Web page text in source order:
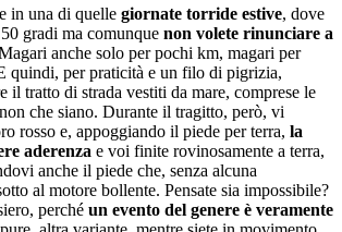
in una di quelle giornate torride estive, dove
gradi ma comunque non volete rinunciare a
anche solo per pochi km, magari per
quindi, per praticità e un filo di pigrizia,
il tratto di strada vestiti da mare, comprese le
che siano. Durante il tragitto, però, vi
rosso e, appoggiando il piede per terra, la
aderenza e voi finite rovinosamente a terra,
anche il piede che, senza alcuna
al motore bollente. Pensate sia impossibile?
perché un evento del genere è veramente